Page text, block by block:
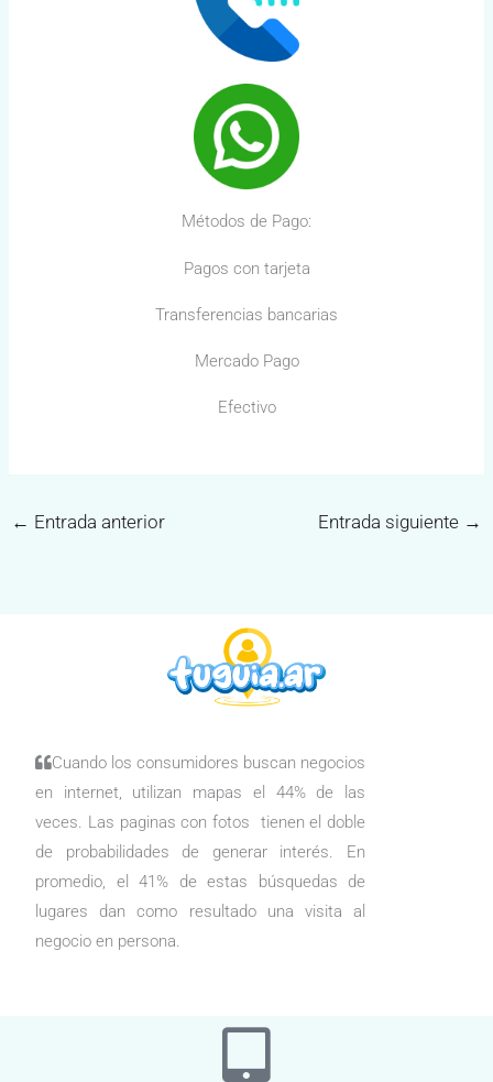
Métodos de Pago:
Pagos con tarjeta
Transferencias bancarias
Mercado Pago
Efectivo
← Entrada anterior Entrada siguiente →
Cuando los consumidores buscan negocios
en internet, utilizan mapas el 44% de las
veces. Las paginas con fotos tienen el doble
de probabilidades de generar interés. En
promedio, el 41% de estas búsquedas de
lugares dan como resultado una visita al
negocio en persona.